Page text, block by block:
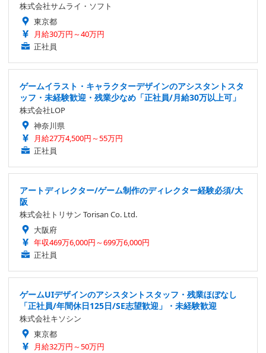
株式会社サムライ・ソフト
東京都
月給30万円～40万円
正社員
ゲームイラスト・キャラクターデザインのアシスタントスタ
ッフ・未経験歓迎・残業少なめ「正社員/月給30万以上可」
株式会社LOP
神奈川県
月給27万4,500円～55万円
正社員
アートディレクター/ゲーム制作のディレクター経験必須/大
阪
株式会社トリサン Torisan Co. Ltd.
大阪府
年収469万6,000円～699万6,000円
正社員
ゲームUIデザインのアシスタントスタッフ・残業ほぼなし
「正社員/年間休日125日/SE志望歓迎」・未経験歓迎
株式会社キソシン
東京都
月給32万円～50万円